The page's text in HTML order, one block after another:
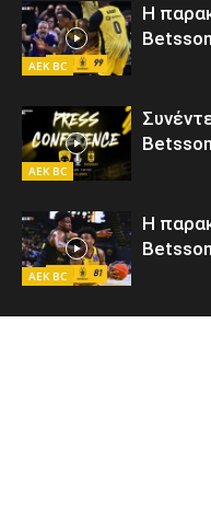
AEK BC
Η
AEK BC
Betsson
AEK BC
Η